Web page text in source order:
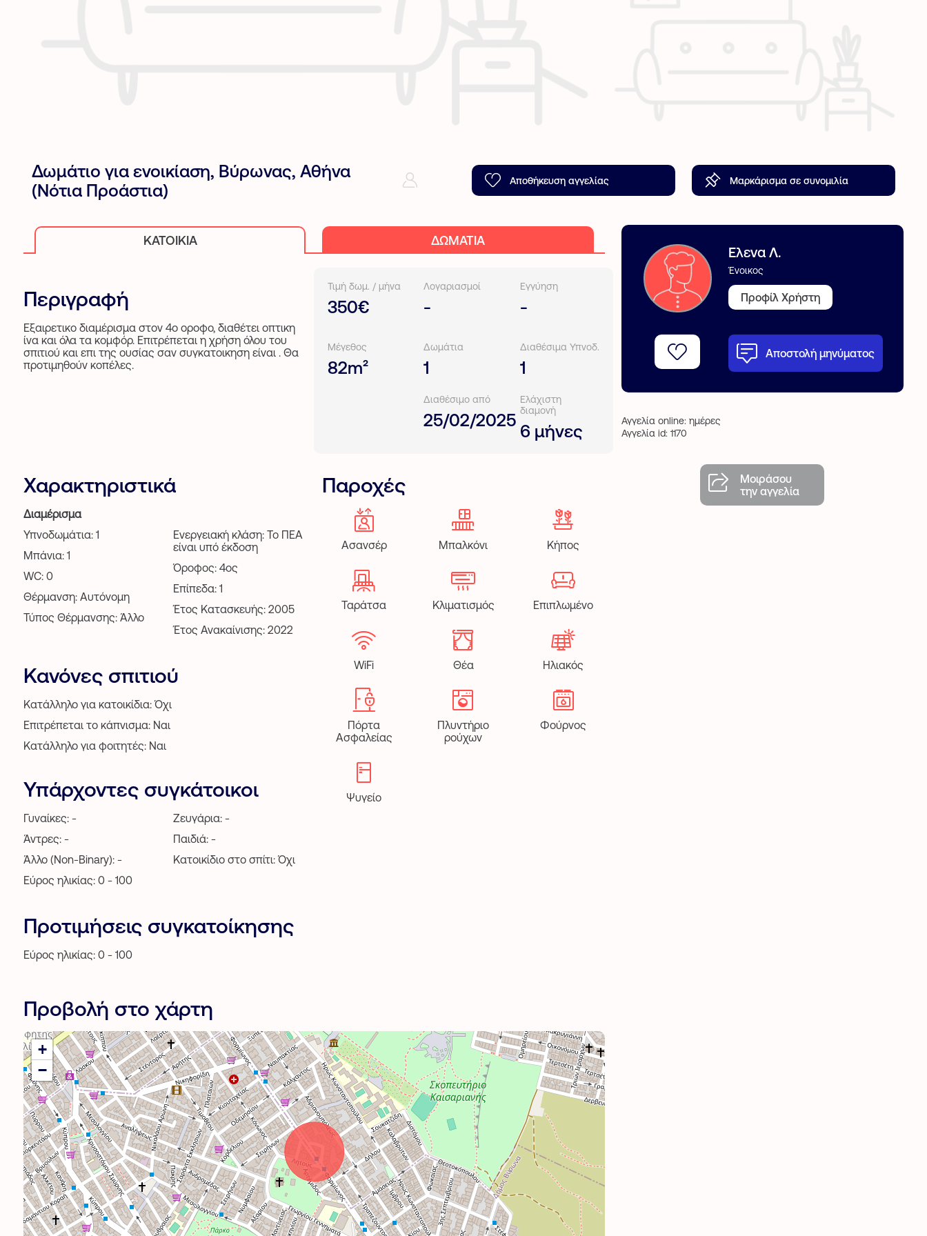
Δωμάτιο για ενοικίαση, Βύρωνας, Αθήνα
(Νότια Προάστια)
Αποθήκευση αγγελίας Μαρκάρισμα σε συνομιλία
ΚΑΤΟΙΚΊΑ ΔΩΜΆΤΙΑ
Περιγραφή
Εξαιρετικο διαμέρισμα στον 4ο οροφο, διαθέτει οπτικη
ίνα και όλα τα κομφόρ. Επιτρέπεται η χρήση όλου του
σπιτιού και επι της ουσίας σαν συγκατοικηση είναι . Θα
προτιμηθούν κοπέλες.
Τιμή δωμ. / μήνα
350€
Λογαριασμοί
-
Εγγύηση
-
Μέγεθος
82m²
Δωμάτια
1
Διαθέσιμα Υπνοδ.
1
Διαθέσιμο από
25/02/2025
Ελάχιστη
διαμονή
6 μήνες
Χαρακτηριστικά
Διαμέρισμα
Υπνοδωμάτια: 1
Μπάνια: 1
WC: 0
Θέρμανση: Αυτόνομη
Τύπος Θέρμανσης: Άλλο
Ενεργειακή κλάση: Το ΠΕΑ
είναι υπό έκδοση
Όροφος: 4ος
Επίπεδα: 1
Έτος Κατασκευής: 2005
Έτος Ανακαίνισης: 2022
Κανόνες σπιτιού
Κατάλληλο για κατοικίδια: Όχι
Επιτρέπεται το κάπνισμα: Ναι
Κατάλληλο για φοιτητές: Ναι
Υπάρχοντες συγκάτοικοι
Γυναίκες: -
Άντρες: -
Άλλο (Non-Binary): -
Εύρος ηλικίας: 0 - 100
Ζευγάρια: -
Παιδιά: -
Κατοικίδιο στο σπίτι: Όχι
Προτιμήσεις συγκατοίκησης
Εύρος ηλικίας: 0 - 100
Παροχές
Ασανσέρ Μπαλκόνι Κήπος
Ταράτσα Κλιματισμός Επιπλωμένο
WiFi Θέα Ηλιακός
Πόρτα
Ασφαλείας
Πλυντήριο
ρούχων
Φούρνος
Ψυγείο
Προβολή στο χάρτη
+
−
Ελενα Λ.
Ένοικος
Προφίλ Χρήστη
Αποστολή μηνύματος
Αγγελία online: ημέρες
Αγγελία id: 1170
Μοιράσου
την αγγελία